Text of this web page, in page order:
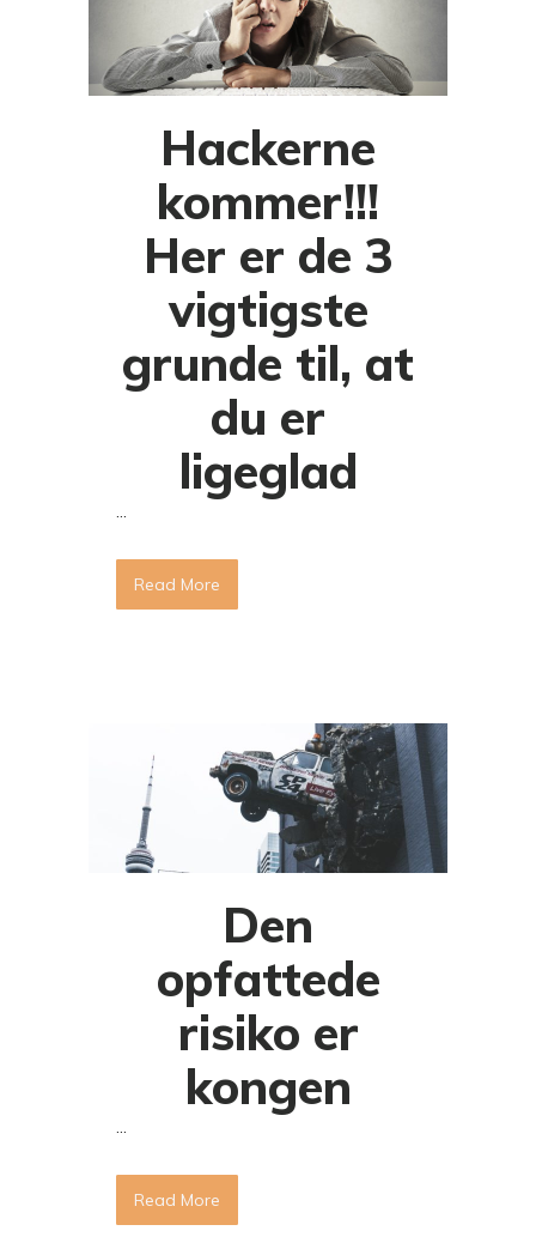
Hackerne
kommer!!!
Her er de 3
vigtigste
grunde til, at
du er
ligeglad
...
Read More
Den
opfattede
risiko er
kongen
...
Read More